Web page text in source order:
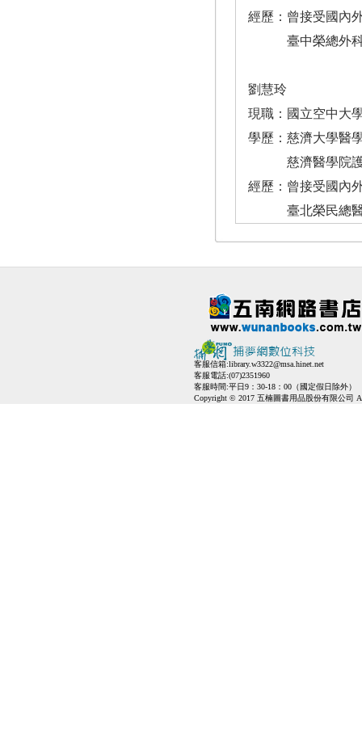
經歷：曾接受國內
臺中榮總外科
劉慧玲
現職：國立空中大
學歷：慈濟大學醫
慈濟醫學院護理
經歷：曾接受國內
臺北榮民總醫院
客服信箱:library.w3322@msa.hinet.net
客服電話:(07)2351960
客服時間:平日9：30-18：00（國定假日除外）
Copyright © 2017 五楠圖書用品股份有限公司